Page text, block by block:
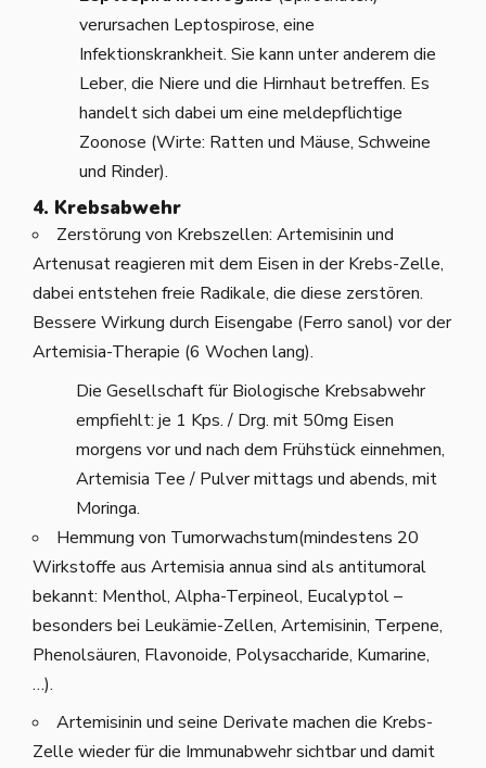
verursachen Leptospirose, eine
Infektionskrankheit. Sie kann unter anderem die
Leber, die Niere und die Hirnhaut betreffen. Es
handelt sich dabei um eine meldepflichtige
Zoonose (Wirte: Ratten und Mäuse, Schweine
und Rinder).
4. Krebsabwehr
Zerstörung von Krebszellen: Artemisinin und
Artenusat reagieren mit dem Eisen in der Krebs-Zelle,
dabei entstehen freie Radikale, die diese zerstören.
Bessere Wirkung durch Eisengabe (Ferro sanol) vor der
Artemisia-Therapie (6 Wochen lang).
Die Gesellschaft für Biologische Krebsabwehr
empfiehlt: je 1 Kps. / Drg. mit 50mg Eisen
morgens vor und nach dem Frühstück einnehmen,
Artemisia Tee / Pulver mittags und abends, mit
Moringa.
Hemmung von Tumorwachstum(mindestens 20
Wirkstoffe aus Artemisia annua sind als antitumoral
bekannt: Menthol, Alpha-Terpineol, Eucalyptol –
besonders bei Leukämie-Zellen, Artemisinin, Terpene,
Phenolsäuren, Flavonoide, Polysaccharide, Kumarine,
…).
Artemisinin und seine Derivate machen die Krebs-
Zelle wieder für die Immunabwehr sichtbar und damit